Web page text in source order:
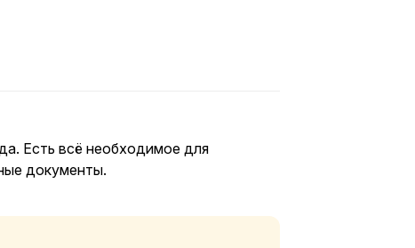
Есть всё необходимое для
документы.